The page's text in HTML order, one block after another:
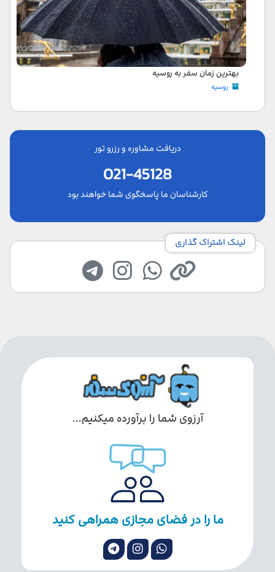
بهترین زمان سفر به روسیه
روسیه
دریافت مشاوره و رزرو تور
021-45128
کارشناسان ما پاسخگوی شما خواهند بود
لینک اشتراک گذاری
آرزوی شما را برآورده میکنیم...
ما را در فضای مجازی همراهی کنید